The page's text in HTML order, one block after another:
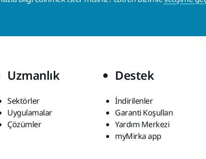
Uzmanlık
Sektörler
Uygulamalar
Çözümler
Destek
İndirilenler
Garanti Koşulları
Yardım Merkezi
myMirka app